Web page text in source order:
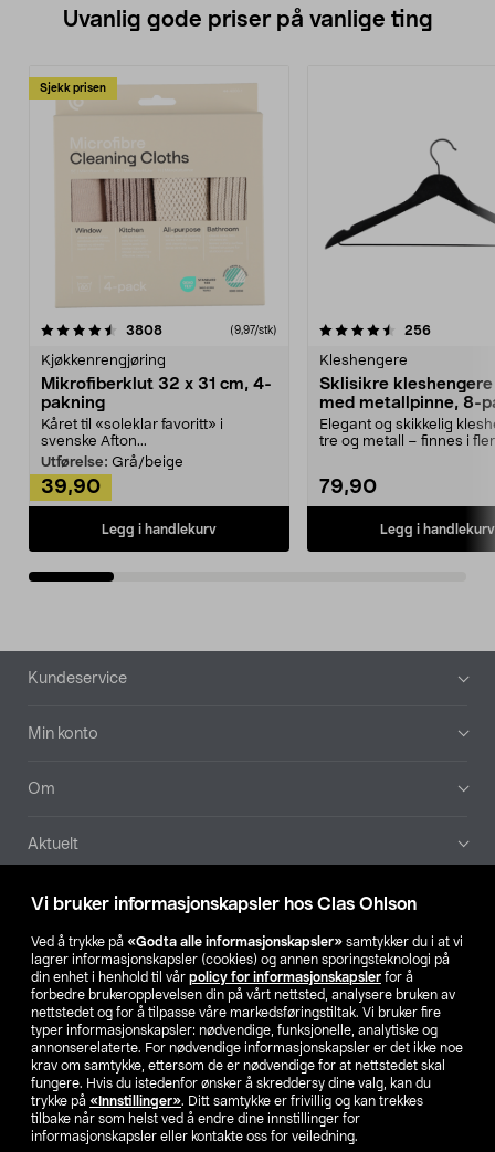
Vi bruker informasjonskapsler hos Clas Ohlson
Ved å trykke på «Godta alle informasjonskapsler» samtykker du i at vi
lagrer informasjonskapsler (cookies) og annen sporingsteknologi på
din enhet i henhold til vår policy for informasjonskapsler for å
forbedre brukeropplevelsen din på vårt nettsted, analysere bruken av
nettstedet og for å tilpasse våre markedsføringstiltak. Vi bruker fire
typer informasjonskapsler: nødvendige, funksjonelle, analytiske og
annonserelaterte. For nødvendige informasjonskapsler er det ikke noe
krav om samtykke, ettersom de er nødvendige for at nettstedet skal
fungere. Hvis du istedenfor ønsker å skreddersy dine valg, kan du
trykke på «Innstillinger». Ditt samtykke er frivillig og kan trekkes
tilbake når som helst ved å endre dine innstillinger for
informasjonskapsler eller kontakte oss for veiledning.
Uvanlig gode priser på vanlige ting
Sjekk prisen
3808anmeldelser(9,97/stk)
Kjøkkenrengjøring
Mikrofiberklut 32 x 31 cm, 4-
pakning
Kåret til «soleklar favoritt» i
svenske Afton...
Utførelse: Grå/beige
39,90
Legg i handlekurv
4.5av 5 stjerner 256
Kleshengere
Sklisikre
med metallpinne, 8-
Elegant og skikkelig
tre og metall – finnes i
79,90
Legg i handlekurv
4.5av 5 stjerner
Bunntekst
Kundeservice
Min konto
Om
Aktuelt
Våre selskaper
Finn din butikk
SE NO FI